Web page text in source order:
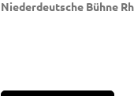
Niederdeutsche Bühne